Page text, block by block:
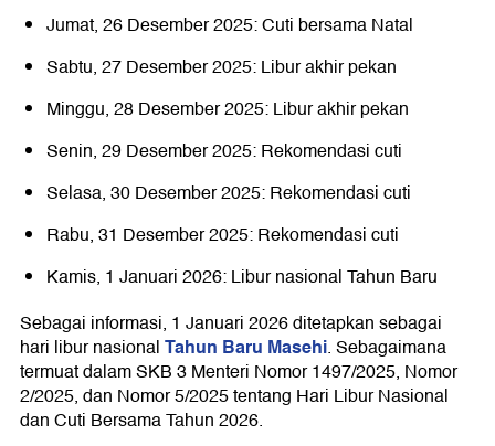
Jumat, 26 Desember 2025: Cuti bersama Natal
Sabtu, 27 Desember 2025: Libur akhir pekan
Minggu, 28 Desember 2025: Libur akhir pekan
Senin, 29 Desember 2025: Rekomendasi cuti
Selasa, 30 Desember 2025: Rekomendasi cuti
Rabu, 31 Desember 2025: Rekomendasi cuti
Kamis, 1 Januari 2026: Libur nasional Tahun Baru
Sebagai informasi, 1 Januari 2026 ditetapkan sebagai
hari libur nasionalTahun Baru Masehi. Sebagaimana
termuat dalam SKB 3 Menteri Nomor 1497/2025, Nomor
2/2025, dan Nomor 5/2025 tentang Hari Libur Nasional
dan Cuti Bersama Tahun 2026.